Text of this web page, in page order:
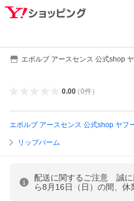
エボルブ アースセンス 公式shop
0.00（0件）
エボルブ アースセンス 公式shop ヤフ
リップバーム
配送に関するご注意 誠に
ら8月16日（日）の間、休